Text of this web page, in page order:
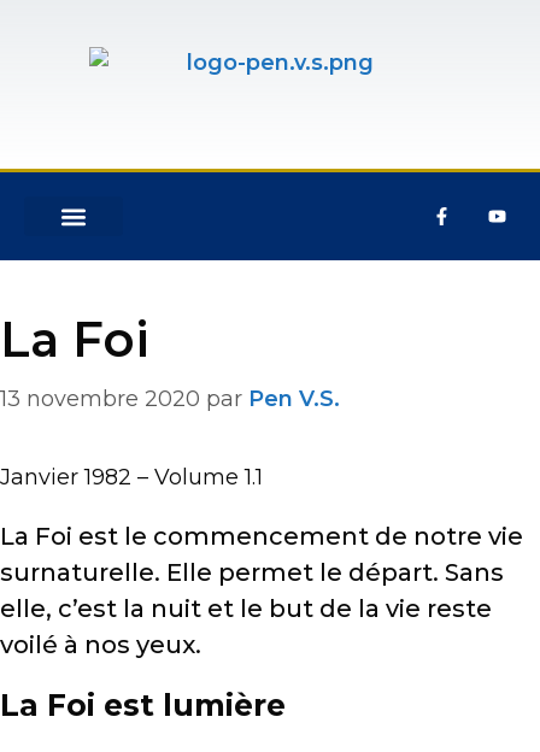
La Foi
13 novembre 2020 par Pen V.S.
Janvier 1982 – Volume 1.1
La Foi est le commencement de notre vie
surnaturelle. Elle permet le départ. Sans
elle, c’est la nuit et le but de la vie reste
voilé à nos yeux.
La Foi est lumière